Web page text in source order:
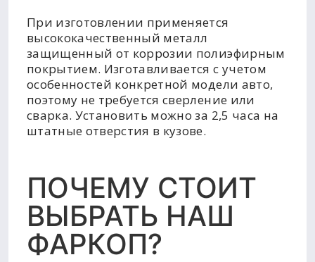
При изготовлении применяется
высококачественный металл
защищенный от коррозии полиэфирным
покрытием. Изготавливается с учетом
особенностей конкретной модели авто,
поэтому не требуется сверление или
сварка. Установить можно за 2,5 часа на
штатные отверстия в кузове.
ПОЧЕМУ СТОИТ
ВЫБРАТЬ НАШ
ФАРКОП?